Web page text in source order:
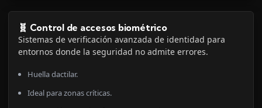
🧬 Control de accesos biométrico
Sistemas de verificación avanzada de identidad para
entornos donde la seguridad no admite errores.
Huella dactilar.
Ideal para zonas críticas.